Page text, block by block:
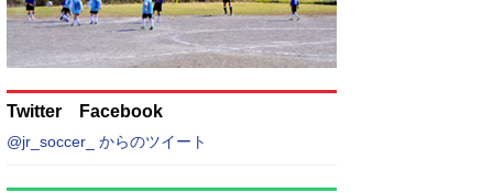
Twitter Facebook
@jr_soccer_ からのツイート